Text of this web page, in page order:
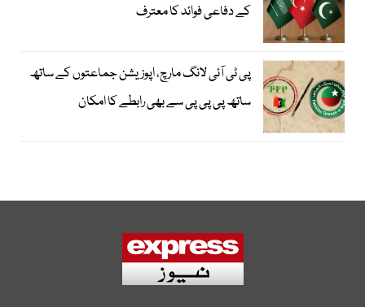
کے دفاعی فوائد کا معترف
پی ٹی آئی لانگ مارچ، اپوزیشن جماعتوں کے ساتھ
ساتھ پی پی پی سے بھی رابطے کا امکان